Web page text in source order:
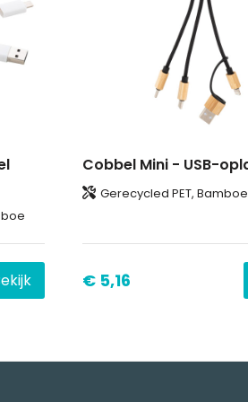
Gerecycled PET, Bamboe
€ 5,16